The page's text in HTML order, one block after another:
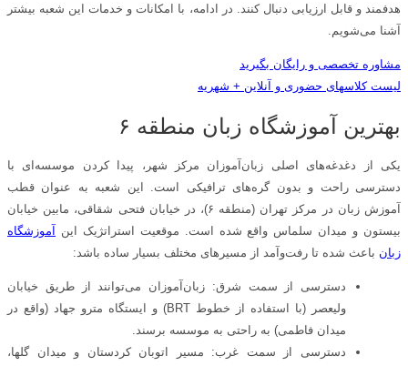
هدفمند و قابل ارزیابی دنبال کنند. در ادامه، با امکانات و خدمات این شعبه بیشتر
آشنا می‌شویم.
مشاوره تخصصی و رایگان بگیرید
لیست کلاسهای حضوری و آنلاین + شهریه
بهترین آموزشگاه زبان منطقه ۶
یکی از دغدغه‌های اصلی زبان‌آموزان مرکز شهر، پیدا کردن موسسه‌ای با
دسترسی راحت و بدون گره‌های ترافیکی است. این شعبه به عنوان قطب
آموزش زبان در مرکز تهران (منطقه ۶)، در خیابان فتحی شقاقی، مابین خیابان
بیستون و میدان سلماس واقع شده است. موقعیت استراتژیک این آموزشگاه
زبان باعث شده تا رفت‌وآمد از مسیرهای مختلف بسیار ساده باشد:
دسترسی از سمت شرق: زبان‌آموزان می‌توانند از طریق خیابان
ولیعصر (با استفاده از خطوط BRT) و ایستگاه مترو جهاد (واقع در
میدان فاطمی) به راحتی به موسسه برسند.
دسترسی از سمت غرب: مسیر اتوبان کردستان و میدان گلها،